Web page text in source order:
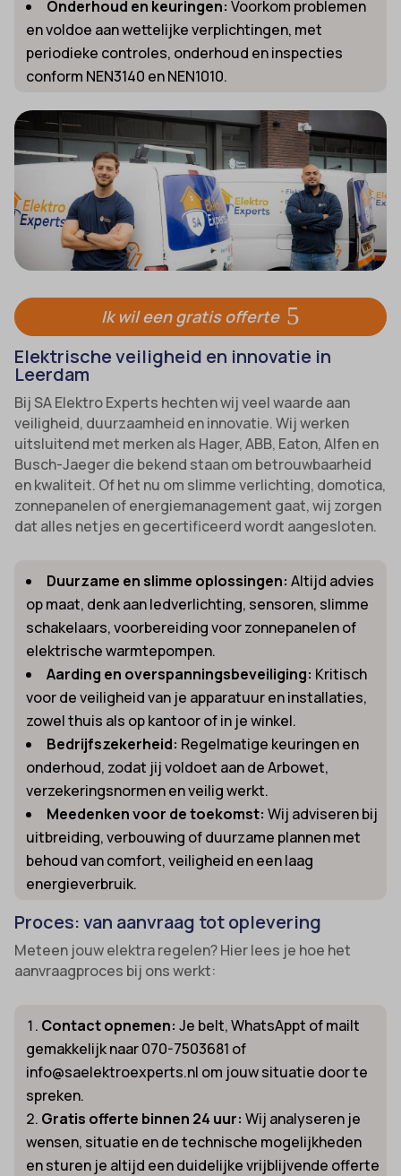
Onderhoud en keuringen: Voorkom problemen
en voldoe aan wettelijke verplichtingen, met
periodieke controles, onderhoud en inspecties
conform NEN3140 en NEN1010.
Ik wil een gratis offerte
Elektrische veiligheid en innovatie in
Leerdam
Bij SA Elektro Experts hechten wij veel waarde aan
veiligheid, duurzaamheid en innovatie. Wij werken
uitsluitend met merken als Hager, ABB, Eaton, Alfen en
Busch-Jaeger die bekend staan om betrouwbaarheid
en kwaliteit. Of het nu om slimme verlichting, domotica,
zonnepanelen of energiemanagement gaat, wij zorgen
dat alles netjes en gecertificeerd wordt aangesloten.
Duurzame en slimme oplossingen: Altijd advies
op maat, denk aan ledverlichting, sensoren, slimme
schakelaars, voorbereiding voor zonnepanelen of
elektrische warmtepompen.
Aarding en overspanningsbeveiliging: Kritisch
voor de veiligheid van je apparatuur en installaties,
zowel thuis als op kantoor of in je winkel.
Bedrijfszekerheid: Regelmatige keuringen en
onderhoud, zodat jij voldoet aan de Arbowet,
verzekeringsnormen en veilig werkt.
Meedenken voor de toekomst: Wij adviseren bij
uitbreiding, verbouwing of duurzame plannen met
behoud van comfort, veiligheid en een laag
energieverbruik.
Proces: van aanvraag tot oplevering
Meteen jouw elektra regelen? Hier lees je hoe het
aanvraagproces bij ons werkt:
Contact opnemen: Je belt, WhatsAppt of mailt
gemakkelijk naar 070-7503681 of
info@saelektroexperts.nl om jouw situatie door te
spreken.
Gratis offerte binnen 24 uur: Wij analyseren je
wensen, situatie en de technische mogelijkheden
en sturen je altijd een duidelijke vrijblijvende offerte